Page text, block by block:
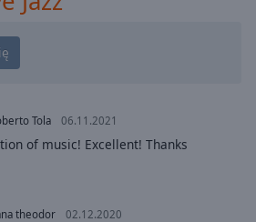
Tola 06.11.2021
of music! Excellent! Thanks
theodor 02.12.2020